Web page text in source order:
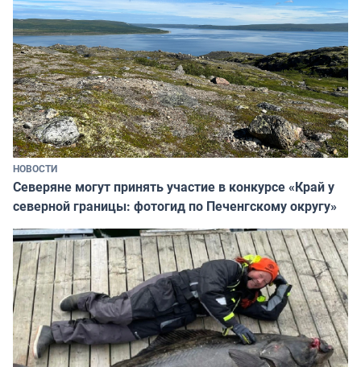
НОВОСТИ
Северяне могут принять участие в конкурсе «Край у
северной границы: фотогид по Печенгскому округу»